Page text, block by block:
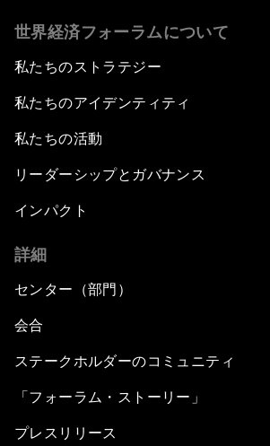
世界経済フォーラムについて
私たちのストラテジー
私たちのアイデンティティ
私たちの活動
リーダーシップとガバナンス
インパクト
詳細
センター（部門）
会合
ステークホルダーのコミュニティ
「フォーラム・ストーリー」
プレスリリース